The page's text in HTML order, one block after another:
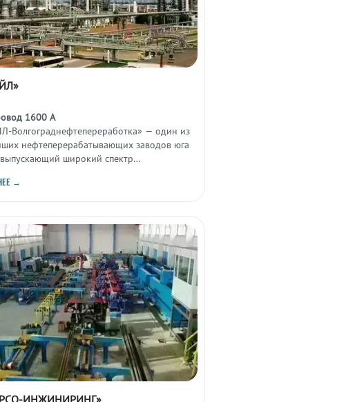
1600 А
Волгограднефтепереработка» — один из
нефтеперерабатывающих заводов юга
широкий спектр
→